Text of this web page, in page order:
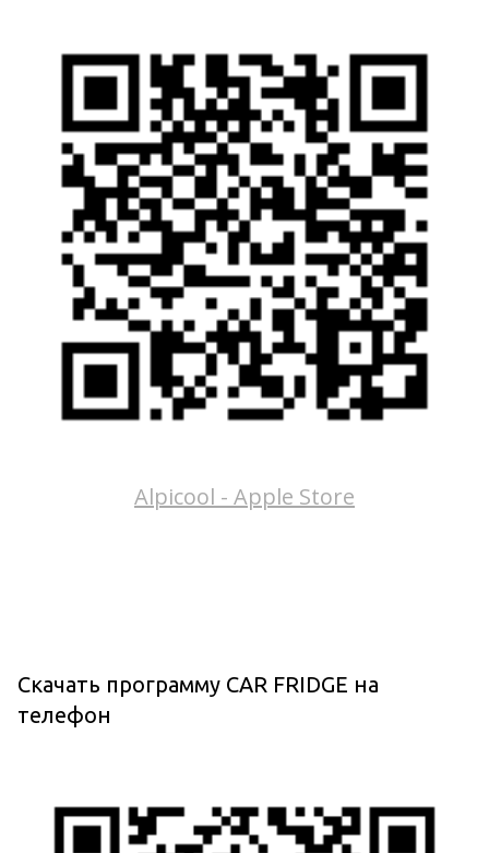
Alpicool - Apple Store
Скачать программу CAR FRIDGE на
телефон